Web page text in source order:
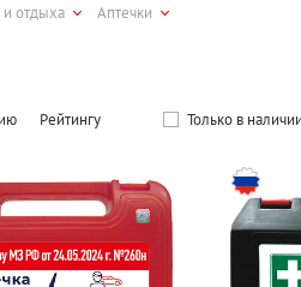
и отдыха Аптечки
Рейтингу Только в наличии